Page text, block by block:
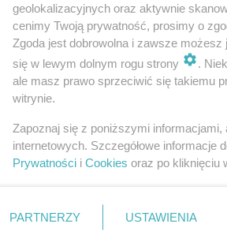
nie stanowi i nie zastępuje
do lekarza. Redakcja i wydawca serwisu
na udzielaniu świadczeń zdrowotnych w
geolokalizacyjnych oraz aktywnie
cenimy Twoją prywatność, prosimy o
Zgoda jest dobrowolna i zawsze
się w lewym dolnym rogu strony
.
ale masz prawo sprzeciwić się takiemu
witrynie.
Zapoznaj się z poniższymi
internetowych. Szczegółowe
Prywatności i Cookies oraz po kliknięciu
PARTNERZY USTAWIENIA